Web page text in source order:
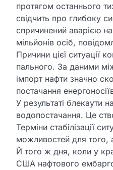
протягом останнього
свідчить про глибоку
спричинений аварією
мільйонів осіб,
Причини цієї ситуації
пального. За даними
імпорт нафти значно
постачання
У результаті блекаути
водопостачання. Це
Терміни стабілізації
можливостей для того,
Й того ж дня, коли у
США нафтового